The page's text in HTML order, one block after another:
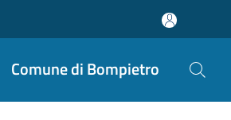
Comune di Bompietro